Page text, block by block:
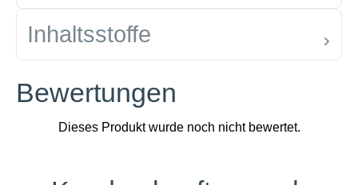
Inhaltsstoffe
Bewertungen